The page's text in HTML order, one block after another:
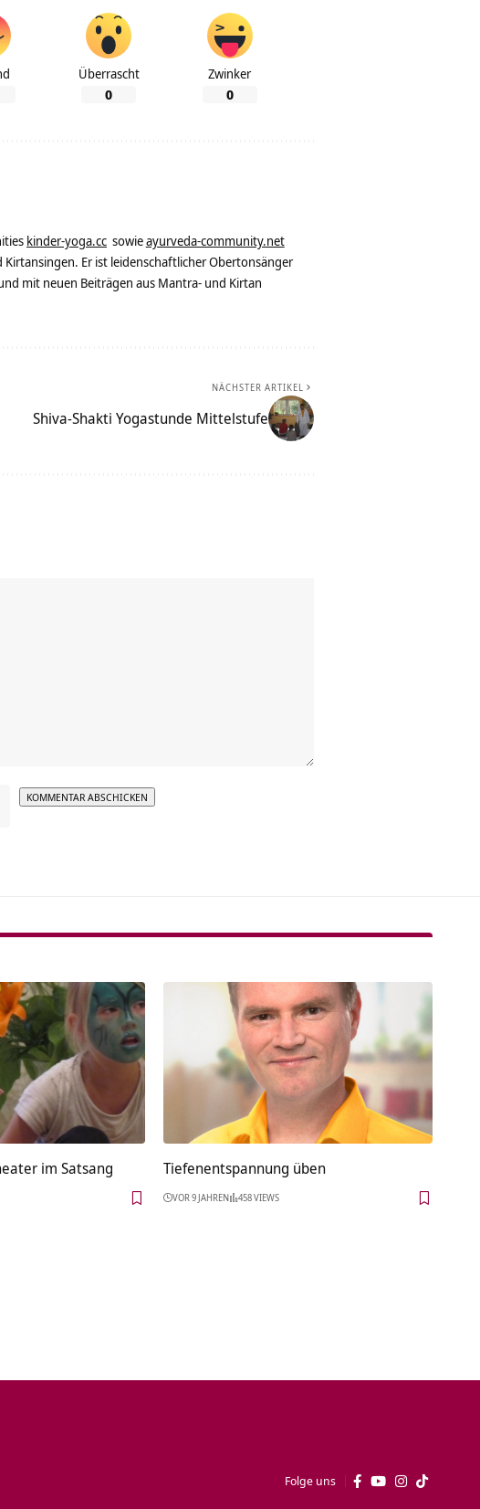
Überrascht
0
Zwinker
0
kinder-yoga.cc sowieayurveda-community.net
Er ist leidenschaftlicher Obertonsänger
mit neuen Beiträgen aus Mantra- und Kirtan
NÄCHSTER ARTIKEL
Shiva-Shakti Yogastunde Mittelstufe
im Satsang Tiefenentspannung üben
VOR 9 JAHREN 458 VIEWS
Folge uns